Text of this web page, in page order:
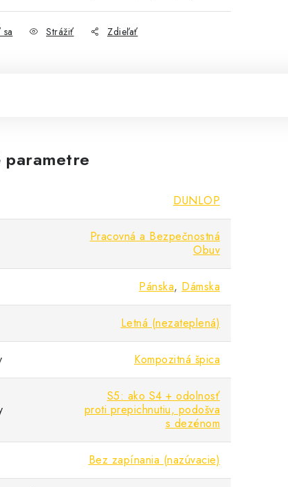
Strážiť Zdieľať
parametre
DUNLOP
Pracovná a Bezpečnostná
Obuv
Pánska, Dámska
Letná (nezateplená)
Kompozitná špica
S5: ako S4 + odolnosť
proti prepichnutiu, podošva
s dezénom
Bez zapínania (nazúvacie)